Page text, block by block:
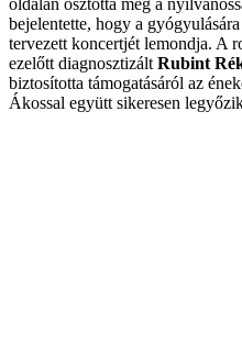
oldalán osztotta meg a
bejelentette, hogy a
tervezett koncertjét lemondja. A
ezelőtt diagnosztizált Rubint
biztosította támogatásáról az
Ákossal együtt sikeresen